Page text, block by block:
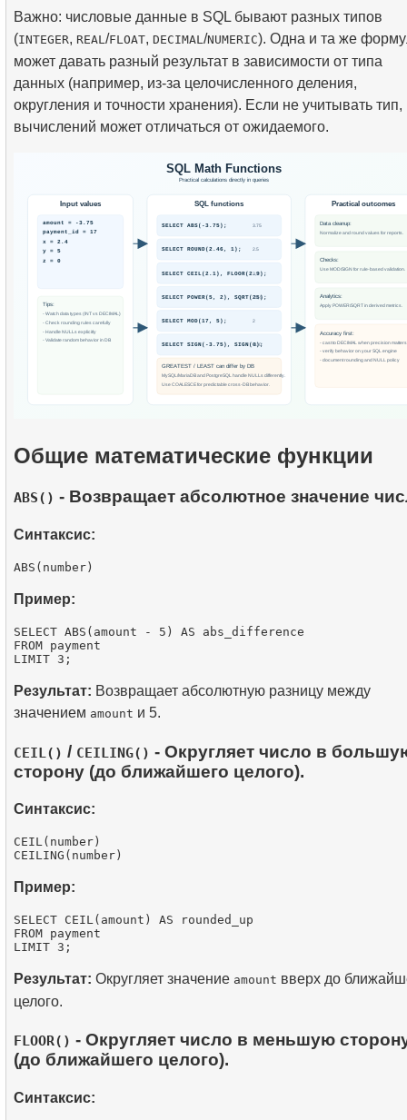
Важно: числовые данные в SQL бывают разных типов
(INTEGER, REAL /FLOAT, DECIMAL /NUMERIC). Одна и та же
может давать разный результат в зависимости от типа
данных (например, из-за целочисленного деления,
округления и точности хранения). Если не учитывать тип,
вычислений может отличаться от ожидаемого.
Общие математические функции
ABS() - Возвращает абсолютное значение
Синтаксис:
Пример:
SELECT ABS(amount - 5) AS abs_difference
FROM payment
Результат: Возвращает абсолютную разницу между
значением amount и 5.
CEIL() / CEILING() - Округляет число в
сторону (до ближайшего целого).
Синтаксис:
CEIL(number)
Пример:
SELECT CEIL(amount) AS rounded_up
FROM payment
Результат: Округляет значение amount вверх до
целого.
FLOOR() - Округляет число в меньшую
(до ближайшего целого).
Синтаксис: